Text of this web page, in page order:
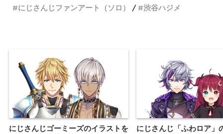
にじさんじファンアート（ソロ）
渋谷ハジメ
にじさんじゴーミーズのイラストを
にじさんじ「ふわロア」